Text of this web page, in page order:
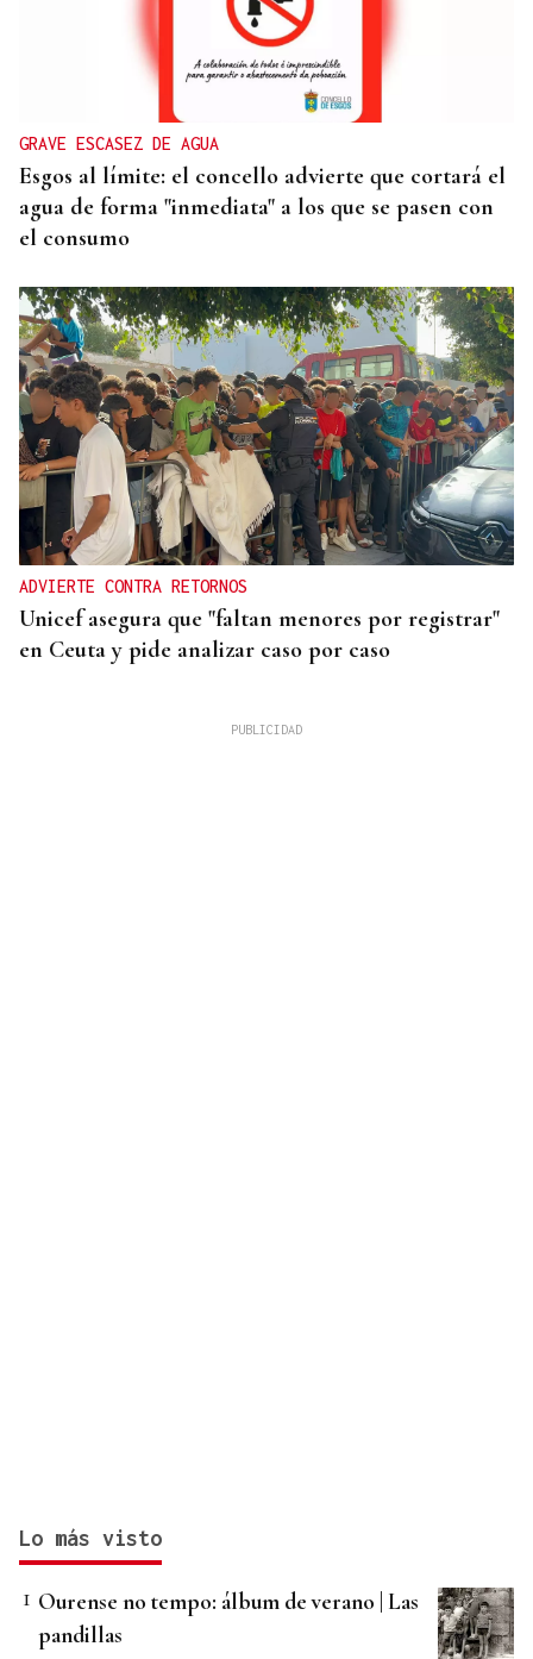
GRAVE ESCASEZ DE AGUA
Esgos al límite: el concello advierte que cortará el
agua de forma "inmediata" a los que se pasen con
el consumo
ADVIERTE CONTRA RETORNOS
Unicef asegura que "faltan menores por registrar"
en Ceuta y pide analizar caso por caso
Lo más visto
Ourense no tempo: álbum de verano | Las
pandillas